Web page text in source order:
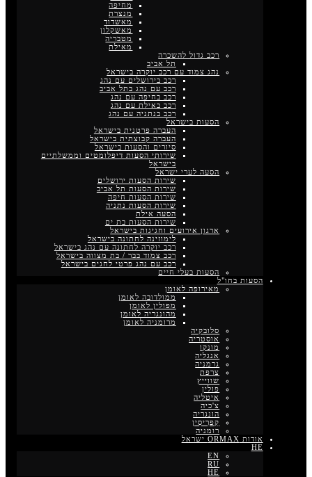
מחיפה
מנצרת
מאשדוד
מאשקלון
מטבריה
מאילת
רכב גדול להשכרה
תל אביב
נהג צמוד עם רכב יוקרה בישראל
רכב בירושלים עם נהג
רכב עם נהג בתל אביב
רכב בחיפה עם נהג
רכב באילת עם נהג
רכב בנתניה עם נהג
הסעות בישראל
העברה פרטנית בישראל
העברה קבוצתית בישראל
סיורים והסעות בישראל
שירותי הסעות דיפלומטים וממשלתיים
בישראל
הסעה לערי ישראל
שירות הסעות ירושלים
שירות הסעות תל אביב
שירות הסעות חיפה
שירות הסעות נתניה
הסעה אילת
שירות הסעות בת ים
ארגון אירועים וחגיגות בישראל
לימוזינה לחתונה בישראל
רכב יוקרה לחתונה עם נהג בישראל
רכב צמוד בבר / בת מצווה בישראל
רכב עם נהג פרטי לחגים בישראל
הסעות בעלי חיים
הסעות בחו"ל
מאירופה לאומן
ממולדובה לאומן
מפולין לאומן
מהונגריה לאומן
מרומניה לאומן
סלובקיה
אוסטריה
מונקו
אנגליה
גרמניה
צרפת
שווייץ
פולין
איטליה
צ'כיה
הונגריה
קַפרִיסִין
רומניה
אודות ORMAX ישראל
HE
EN
RU
HE